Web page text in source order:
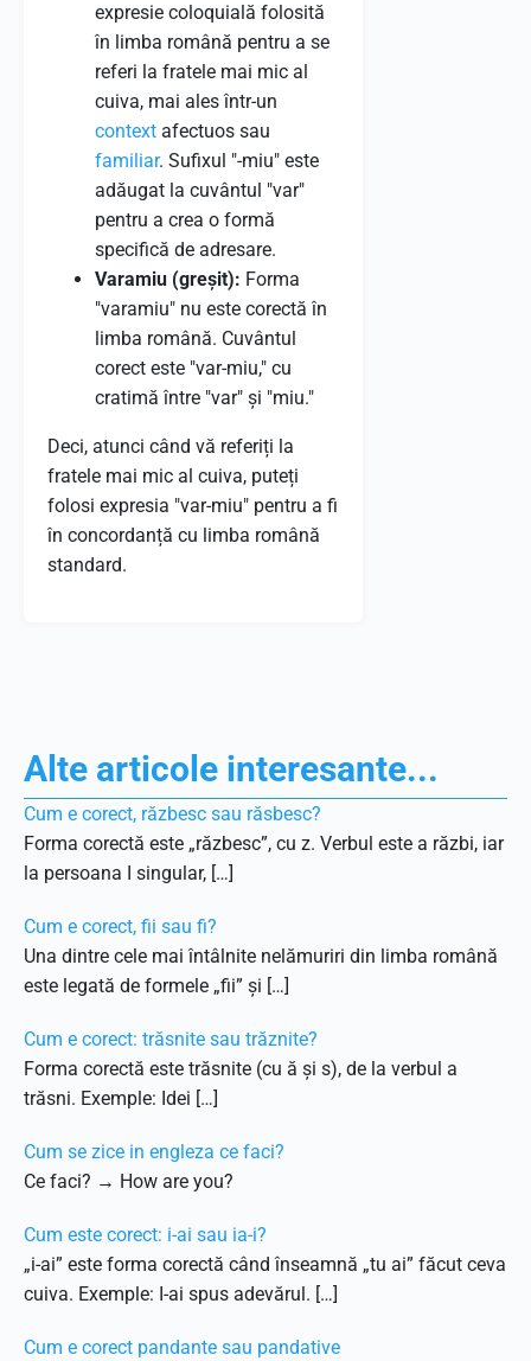
expresie coloquială folosită
în limba română pentru a se
referi la fratele mai mic al
cuiva, mai ales într-un
context afectuos sau
familiar. Sufixul "-miu" este
adăugat la cuvântul "var"
pentru a crea o formă
specifică de adresare.
Varamiu (greșit): Forma
"varamiu" nu este corectă în
limba română. Cuvântul
corect este "var-miu," cu
cratimă între "var" și "miu."
Deci, atunci când vă referiți la
fratele mai mic al cuiva, puteți
folosi expresia "var-miu" pentru a fi
în concordanță cu limba română
standard.
Alte articole interesante...
Cum e corect, răzbesc sau răsbesc?
Forma corectă este „răzbesc”, cu z. Verbul este a răzbi, iar
la persoana I singular, […]
Cum e corect, fii sau fi?
Una dintre cele mai întâlnite nelămuriri din limba română
este legată de formele „fii” și […]
Cum e corect: trăsnite sau trăznite?
Forma corectă este trăsnite (cu ă și s), de la verbul a
trăsni. Exemple: Idei […]
Cum se zice in engleza ce faci?
Ce faci? → How are you?
Cum este corect: i-ai sau ia-i?
„i-ai” este forma corectă când înseamnă „tu ai” făcut ceva
cuiva. Exemple: I-ai spus adevărul. […]
Cum e corect pandante sau pandative